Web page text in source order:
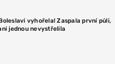
vyhořela! Zaspala první půli,
jednou nevystřelila